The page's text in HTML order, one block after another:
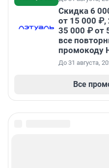
Скидка 6
от 15 000 ₽,
35 000 ₽ от
все
промокоду
До 31 августа,
Все